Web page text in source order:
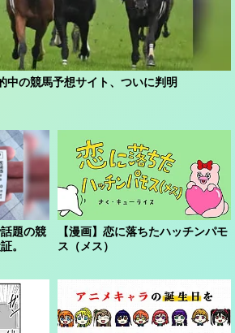
中の競馬予想サイト、ついに判明
題の競
。
【漫画】恋に落ちたハッチンパモ
ス（メス）